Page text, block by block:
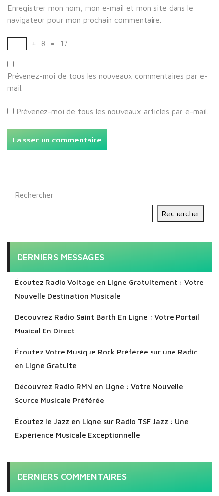
Enregistrer mon nom, mon e-mail et mon site dans le
navigateur pour mon prochain commentaire.
+ 8 = 17
Prévenez-moi de tous les nouveaux commentaires par e-
mail.
Prévenez-moi de tous les nouveaux articles par e-mail.
Rechercher
Rechercher
DERNIERS MESSAGES
Écoutez Radio Voltage en Ligne Gratuitement : Votre
Nouvelle Destination Musicale
Découvrez Radio Saint Barth En Ligne : Votre Portail
Musical En Direct
Écoutez Votre Musique Rock Préférée sur une Radio
en Ligne Gratuite
Découvrez Radio RMN en Ligne : Votre Nouvelle
Source Musicale Préférée
Écoutez le Jazz en Ligne sur Radio TSF Jazz : Une
Expérience Musicale Exceptionnelle
DERNIERS COMMENTAIRES